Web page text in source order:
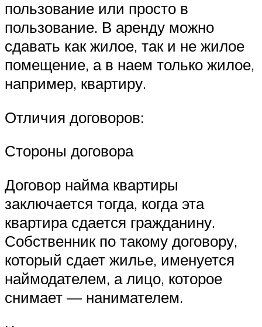
пользование или просто в
пользование. В аренду можно
сдавать как жилое, так и не жилое
помещение, а в наем только жилое,
например, квартиру.
Отличия договоров:
Стороны договора
Договор найма квартиры
заключается тогда, когда эта
квартира сдается гражданину.
Собственник по такому договору,
который сдает жилье, именуется
наймодателем, а лицо, которое
снимает — нанимателем.